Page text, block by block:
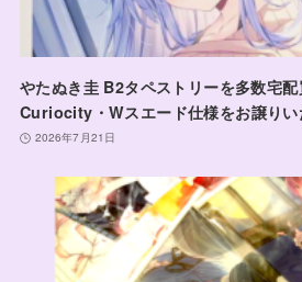
やたぬき圭 B2タペストリーを多数宅配
Curiocity・Wスエード仕様をお譲りい
2026年7月21日